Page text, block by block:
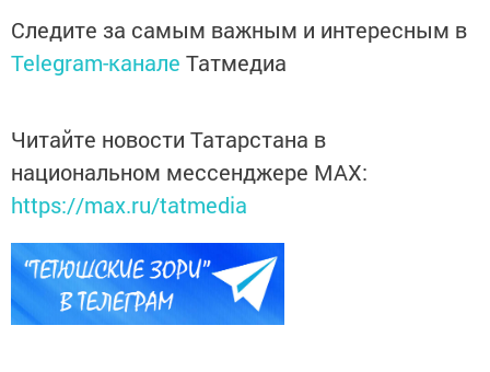
Следите за самым важным и интересным в
Telegram-канале Татмедиа
Читайте новости Татарстана в
национальном мессенджере MАХ:
https://max.ru/tatmedia